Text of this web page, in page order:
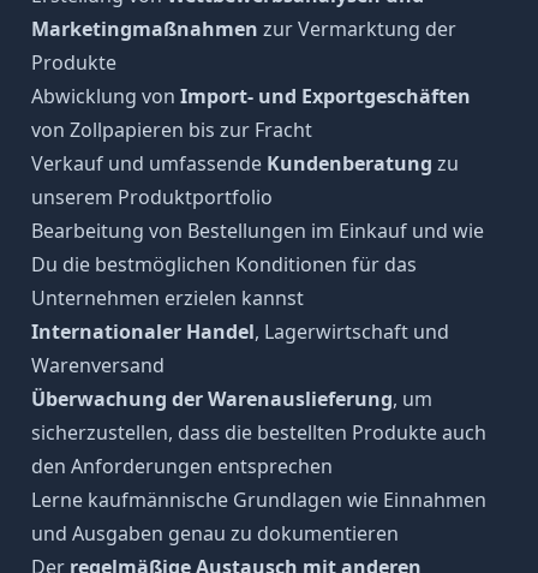
Marketingmaßnahmen zur Vermarktung der
Produkte
Abwicklung von Import- und Exportgeschäften
von Zollpapieren bis zur Fracht
Verkauf und umfassende Kundenberatung zu
unserem Produktportfolio
Bearbeitung von Bestellungen im Einkauf und wie
Du die bestmöglichen Konditionen für das
Unternehmen erzielen kannst
Internationaler Handel, Lagerwirtschaft und
Warenversand
Überwachung der Warenauslieferung, um
sicherzustellen, dass die bestellten Produkte auch
den Anforderungen entsprechen
Lerne kaufmännische Grundlagen wie Einnahmen
und Ausgaben genau zu dokumentieren
Der regelmäßige Austausch mit anderen